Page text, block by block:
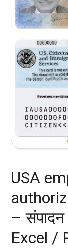
USA
–
Excel /